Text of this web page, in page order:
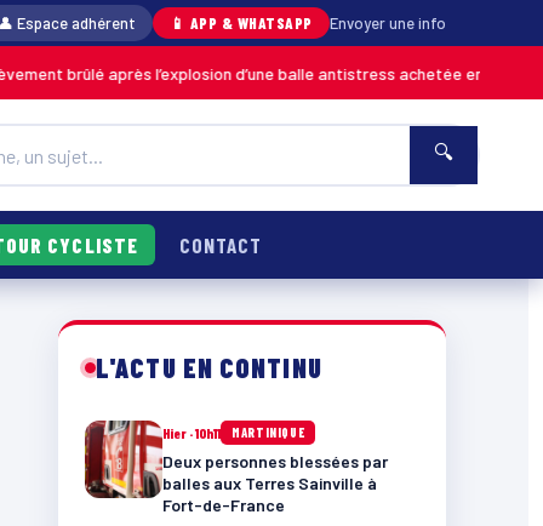
👤 Espace adhérent 📱 APP & WHATSAPP Envoyer une info
l’explosion d’une balle antistress achetée en magasin
🔍
CYCLISTE CONTACT
L'ACTU EN CONTINU
Hier · 10h11 MARTINIQUE
Deux personnes blessées par
balles aux Terres Sainville à
Fort-de-France